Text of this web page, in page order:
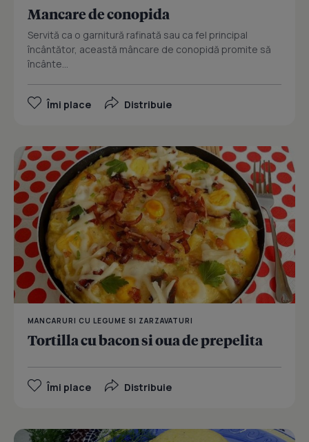
Mancare de conopida
Servită ca o garnitură rafinată sau ca fel principal
încântător, această mâncare de conopidă promite să
încânte...
Îmi place Distribuie
MANCARURI CU LEGUME SI ZARZAVATURI
Tortilla cu bacon si oua de prepelita
Îmi place Distribuie